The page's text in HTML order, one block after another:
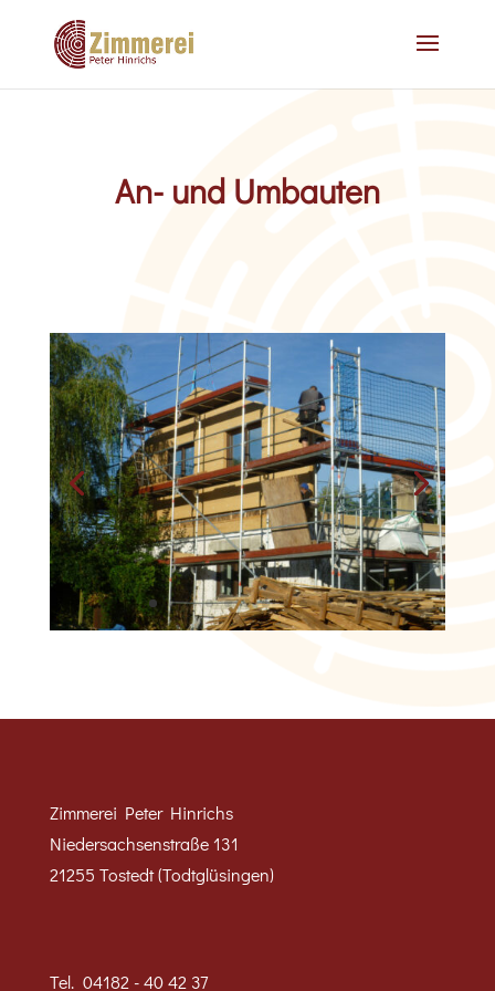
An- und Umbauten
Zimmerei Peter Hinrichs
Niedersachsenstraße 131
21255 Tostedt (Todtglüsingen)
Tel. 04182 - 40 42 37